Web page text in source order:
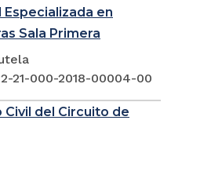
Especializada en
Sala Primera
21-000-2018-00004-00
del Circuito de